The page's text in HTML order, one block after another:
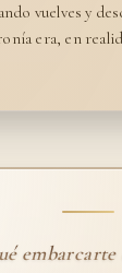
vuelves y
era, en